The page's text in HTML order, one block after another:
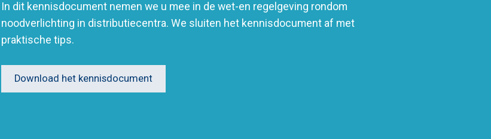
In dit kennisdocument nemen we u mee in de wet-en regelgeving rondom
noodverlichting in distributiecentra. We sluiten het kennisdocument af met
praktische tips.
Download het kennisdocument